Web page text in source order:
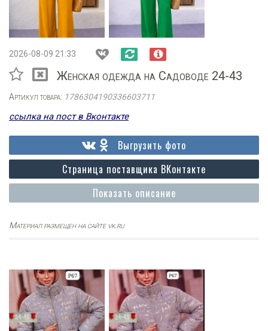
2026-08-09 21:33
Женская одежда на Садоводе 24-43
Артикул товара: 1786304190336603711
ссылка на пост в Вконтакте
Показать описание
Страница поставщика ВКонтакте
Выгрузить фото
Материал размещен на сайте vk.ru